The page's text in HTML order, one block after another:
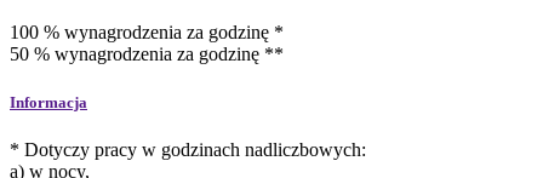
100 % wynagrodzenia za godzinę *
50 % wynagrodzenia za godzinę **
Informacja
* Dotyczy pracy w godzinach nadliczbowych:
a) w nocy,